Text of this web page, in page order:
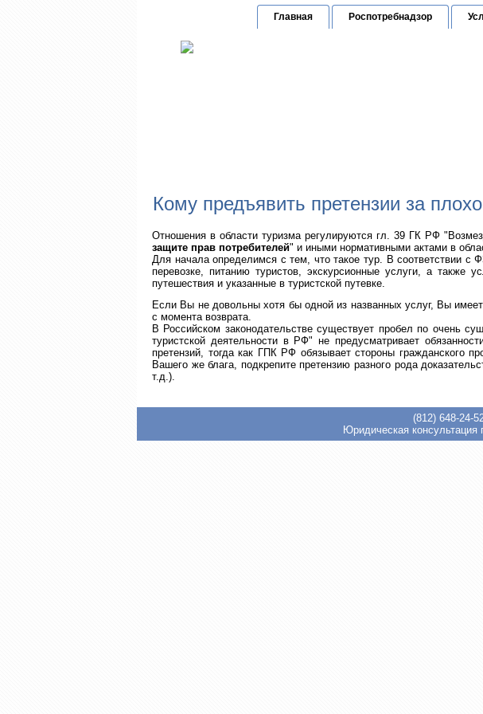
Главная Роспотребнадзор
Кому предъявить претензии за
Отношения в области туризма регулируются гл. 39 ГК РФ
защите прав потребителей" и иными нормативными актами в
Для начала определимся с тем, что такое тур. В соответствии
перевозке, питанию туристов, экскурсионные услуги, а также
путешествия и указанные в туристской путевке.
Если Вы не довольны хотя бы одной из названных услуг, Вы
с момента возврата.
В Российском законодательстве существует пробел по очень
туристской деятельности в РФ" не предусматривает
претензий, тогда как ГПК РФ обязывает стороны гражданского
Вашего же блага, подкрепите претензию разного рода
т.д.).
(812) 648-24-
Юридическая